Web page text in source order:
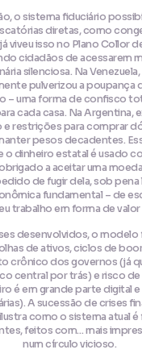
o sistema fiduciário
diretas, como
viveu isso no Plano Collor
cidadãos de acessarem
silenciosa. Na
pulverizou a poupança
– uma forma de confisco
cada casa. Na Argentina,
e restrições para comprar
pesos decadentes.
o dinheiro estatal é usado
a aceitar uma
de fugir dela, sob pena
fundamental – de
trabalho em forma de valor
desenvolvidos, o modelo
de ativos, ciclos de
crônico dos governos (já
central por trás) e risco de
é em grande parte digital
A sucessão de crises
como o sistema atual é
feitos com… mais
num círculo vicioso.